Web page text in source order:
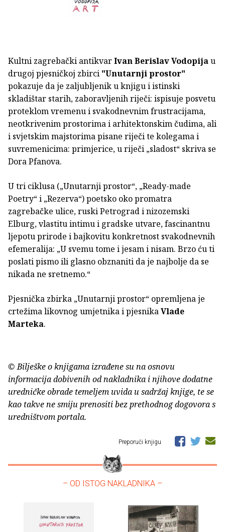
Kultni zagrebački antikvarIvan Berislav Vodopijau
drugoj pjesničkoj zbirci "Unutarnji prostor"
pokazuje da je zaljubljenik u knjigu i istinski
skladištar starih, zaboravljenih riječi: ispisuje posvetu
proteklom vremenu i svakodnevnim frustracijama,
neotkrivenim prostorima i arhitektonskim čudima, ali
i svjetskim majstorima pisane riječi te kolegama i
suvremenicima: primjerice, u riječi „sladost“ skriva se
Dora Pfanova.
U tri ciklusa („Unutarnji prostor“, „Ready-made
Poetry“ i „Rezerva“) poetsko oko promatra
zagrebačke ulice, ruski Petrograd i nizozemski
Elburg, vlastitu intimu i gradske utvare, fascinantnu
ljepotu prirode i bajkovitu konkretnost svakodnevnih
efemeralija: „U svemu tome i jesam i nisam. Brzo ću ti
poslati pismo ili glasno obznaniti da je najbolje da se
nikada ne sretnemo.“
Pjesnička zbirka „Unutarnji prostor“ opremljena je
crtežima likovnog umjetnika i pjesnikaVlade
Marteka.
© Bilješke o knjigama izrađene su na osnovu
informacija dobivenih od nakladnika i njihove dodatne
uredničke obrade temeljem uvida u sadržaj knjige, te se
kao takve ne smiju prenositi bez prethodnog dogovora s
uredništvom portala.
Preporuči knjigu
– OD ISTOG NAKLADNIKA –